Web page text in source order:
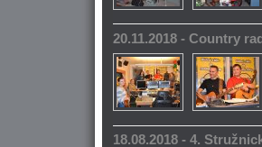
20.11.2018 - Country
18.08.2018 - 4.